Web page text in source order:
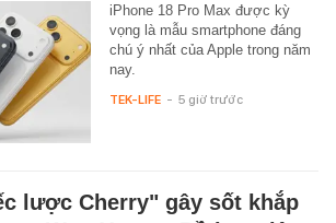
iPhone 18 Pro Max được kỳ
vọng là mẫu smartphone đáng
chú ý nhất của Apple trong năm
nay.
TEK-LIFE - 5 giờ trước
lược Cherry" gây sốt khắp